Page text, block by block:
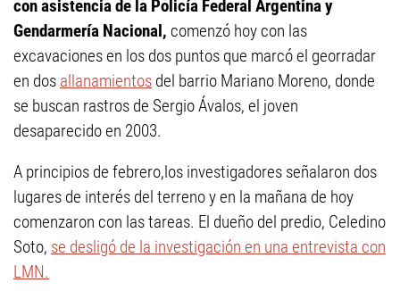
con asistencia de la Policía Federal Argentina y
Gendarmería Nacional, comenzó hoy con las
excavaciones en los dos puntos que marcó el georradar
en dos allanamientos del barrio Mariano Moreno, donde
se buscan rastros de Sergio Ávalos, el joven
desaparecido en 2003.
A principios de febrero,los investigadores señalaron dos
lugares de interés del terreno y en la mañana de hoy
comenzaron con las tareas. El dueño del predio, Celedino
Soto, se desligó de la investigación en una entrevista con
LMN.